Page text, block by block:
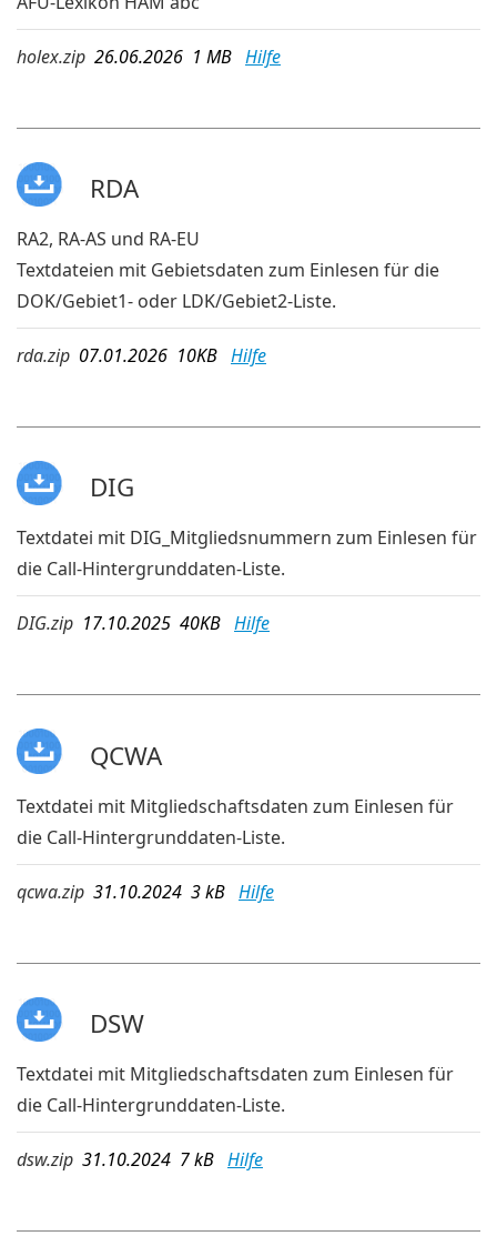
holex.zip 26.06.2026 1 MB Hilfe
RDA
RA2, RA-AS und RA-EU
Textdateien mit Gebietsdaten zum Einlesen für die
DOK/Gebiet1- oder LDK/Gebiet2-Liste.
rda.zip 07.01.2026 10KB Hilfe
DIG
Textdatei mit DIG_Mitgliedsnummern zum Einlesen für
die Call-Hintergrunddaten-Liste.
DIG.zip 17.10.2025 40KB Hilfe
QCWA
Textdatei mit Mitgliedschaftsdaten zum Einlesen für
die Call-Hintergrunddaten-Liste.
qcwa.zip 31.10.2024 3 kB Hilfe
DSW
Textdatei mit Mitgliedschaftsdaten zum Einlesen für
die Call-Hintergrunddaten-Liste.
dsw.zip 31.10.2024 7 kB Hilfe